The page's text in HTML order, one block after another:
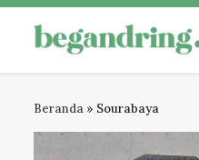
Begandring
Menjaga ingatan untuk
Beranda » Sourabaya